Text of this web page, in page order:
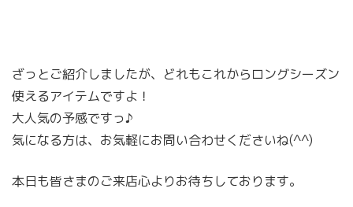
ざっとご紹介しましたが、どれもこれからロングシーズン
使えるアイテムですよ！
大人気の予感ですっ♪
気になる方は、お気軽にお問い合わせくださいね(^^)
本日も皆さまのご来店心よりお待ちしております。